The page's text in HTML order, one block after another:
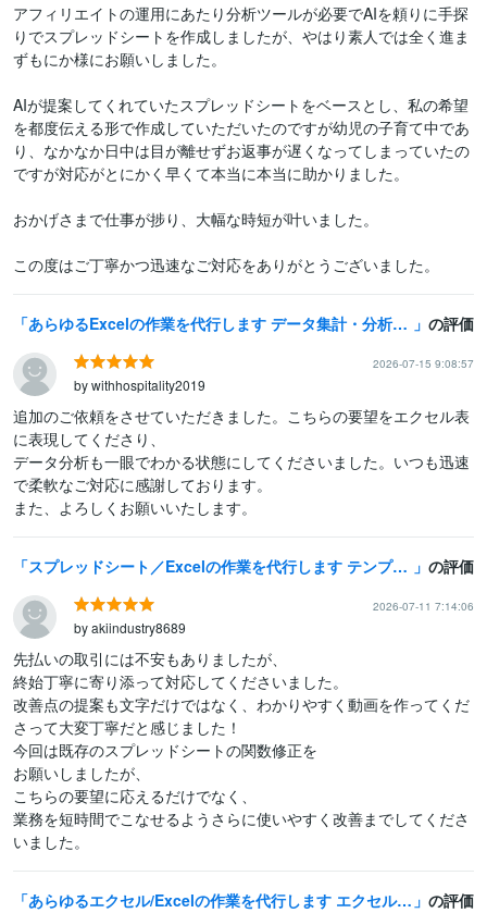
アフィリエイトの運用にあたり分析ツールが必要でAIを頼りに手探
りでスプレッドシートを作成しましたが、やはり素人では全く進ま
ずもにか様にお願いしました。
AIが提案してくれていたスプレッドシートをベースとし、私の希望
を都度伝える形で作成していただいたのですが幼児の子育て中であ
り、なかなか日中は目が離せずお返事が遅くなってしまっていたの
ですが対応がとにかく早くて本当に本当に助かりました。
おかげさまで仕事が捗り、大幅な時短が叶いました。
この度はご丁寧かつ迅速なご対応をありがとうございました。
あらゆるExcelの作業を代行します データ集計・分析・グラフを作成いたします！ の評価
2026-07-15 9:08:57
by withhospitality2019
追加のご依頼をさせていただきました。こちらの要望をエクセル表
に表現してくださり、
データ分析も一眼でわかる状態にしてくださいました。いつも迅速
で柔軟なご対応に感謝しております。
また、よろしくお願いいたします。
スプレッドシート／Excelの作業を代行します テンプレート作成、データ整理、集計などご相談ください の評価
2026-07-11 7:14:06
by akiindustry8689
先払いの取引には不安もありましたが、
終始丁寧に寄り添って対応してくださいました。
改善点の提案も文字だけではなく、わかりやすく動画を作ってくだ
さって大変丁寧だと感じました！
今回は既存のスプレッドシートの関数修正を
お願いしましたが、
こちらの要望に応えるだけでなく、
業務を短時間でこなせるようさらに使いやすく改善までしてくださ
あらゆるエクセル/Excelの作業を代行します エクセルの作業が苦手なあなたに：マクロVBAにも対応します の評価